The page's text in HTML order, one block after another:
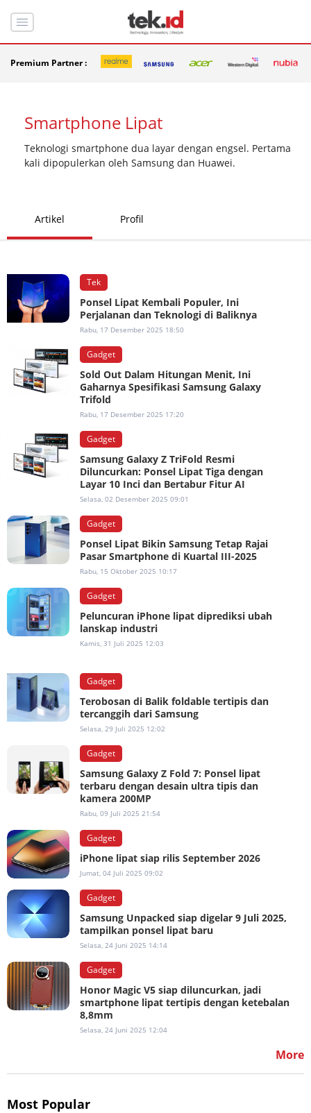
Premium Partner :
Smartphone Lipat
Teknologi smartphone dua layar dengan engsel. Pertama
kali dipopulerkan oleh Samsung dan Huawei.
Artikel Profil
Tek
Ponsel Lipat Kembali Populer, Ini
Perjalanan dan Teknologi di Baliknya
Rabu, 17 Desember 2025 18:50
Gadget
Sold Out Dalam Hitungan Menit, Ini
Gaharnya Spesifikasi Samsung Galaxy
Trifold
Rabu, 17 Desember 2025 17:20
Gadget
Samsung Galaxy Z TriFold Resmi
Diluncurkan: Ponsel Lipat Tiga dengan
Layar 10 Inci dan Bertabur Fitur AI
Selasa, 02 Desember 2025 09:01
Gadget
Ponsel Lipat Bikin Samsung Tetap Rajai
Pasar Smartphone di Kuartal III-2025
Rabu, 15 Oktober 2025 10:17
Gadget
Peluncuran iPhone lipat diprediksi ubah
lanskap industri
Kamis, 31 Juli 2025 12:03
Gadget
Terobosan di Balik foldable tertipis dan
tercanggih dari Samsung
Selasa, 29 Juli 2025 12:02
Gadget
Samsung Galaxy Z Fold 7: Ponsel lipat
terbaru dengan desain ultra tipis dan
kamera 200MP
Rabu, 09 Juli 2025 21:54
Gadget
iPhone lipat siap rilis September 2026
Jumat, 04 Juli 2025 09:02
Gadget
Samsung Unpacked siap digelar 9 Juli 2025,
tampilkan ponsel lipat baru
Selasa, 24 Juni 2025 14:14
Gadget
Honor Magic V5 siap diluncurkan, jadi
smartphone lipat tertipis dengan ketebalan
8,8mm
Selasa, 24 Juni 2025 12:04
More
Most Popular